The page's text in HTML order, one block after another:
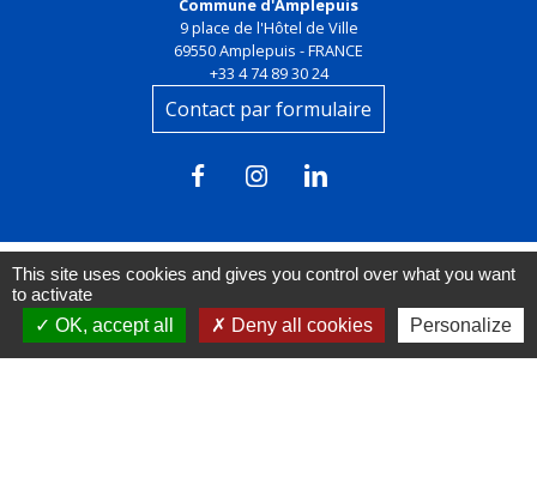
9 place de l'Hôtel de Ville
69550 Amplepuis - FRANCE
+33 4 74 89 30 24
Contact par formulaire
Liens
This site uses cookies and gives you control over what you want
to activate
OK, accept all
Deny all cookies Personalize